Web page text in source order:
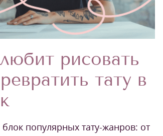
рисовать
тату в
популярных тату-жанров: от